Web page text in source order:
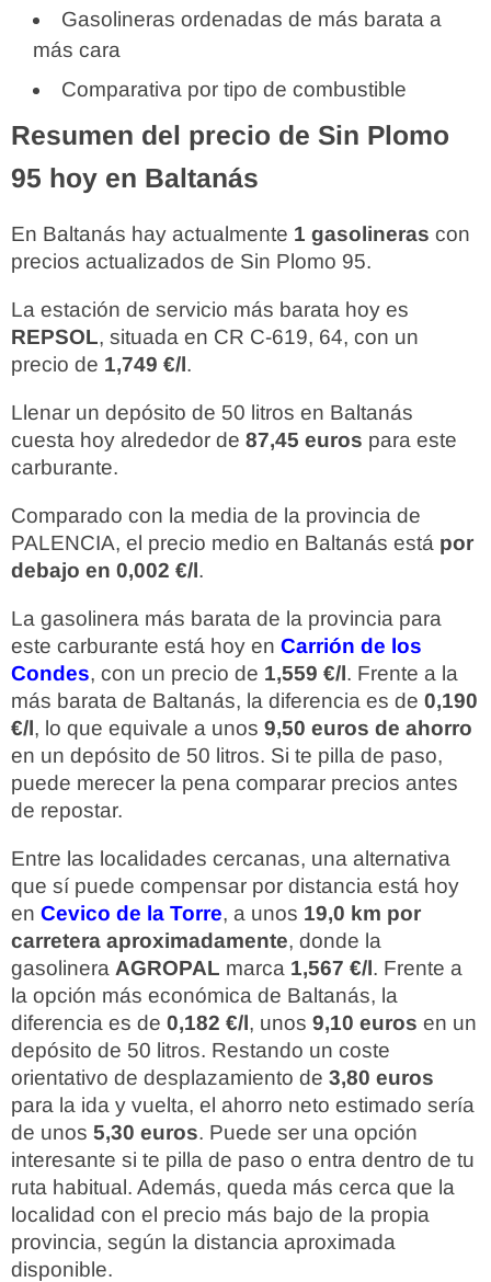
Gasolineras ordenadas de más barata a
más cara
Comparativa por tipo de combustible
Resumen del precio de Sin Plomo
95 hoy en Baltanás
En Baltanás hay actualmente 1 gasolineras con
precios actualizados de Sin Plomo 95.
La estación de servicio más barata hoy es
REPSOL, situada en CR C-619, 64, con un
precio de 1,749 €/l.
Llenar un depósito de 50 litros en Baltanás
cuesta hoy alrededor de 87,45 euros para este
carburante.
Comparado con la media de la provincia de
PALENCIA, el precio medio en Baltanás está por
debajo en 0,002 €/l.
La gasolinera más barata de la provincia para
este carburante está hoy en Carrión de los
Condes, con un precio de 1,559 €/l. Frente a la
más barata de Baltanás, la diferencia es de 0,190
€/l, lo que equivale a unos 9,50 euros de ahorro
en un depósito de 50 litros. Si te pilla de paso,
puede merecer la pena comparar precios antes
de repostar.
Entre las localidades cercanas, una alternativa
que sí puede compensar por distancia está hoy
en Cevico de la Torre, a unos 19,0 km por
carretera aproximadamente, donde la
gasolinera AGROPAL marca 1,567 €/l. Frente a
la opción más económica de Baltanás, la
diferencia es de 0,182 €/l, unos 9,10 euros en un
depósito de 50 litros. Restando un coste
orientativo de desplazamiento de 3,80 euros
para la ida y vuelta, el ahorro neto estimado sería
de unos 5,30 euros. Puede ser una opción
interesante si te pilla de paso o entra dentro de tu
ruta habitual. Además, queda más cerca que la
localidad con el precio más bajo de la propia
provincia, según la distancia aproximada
disponible.